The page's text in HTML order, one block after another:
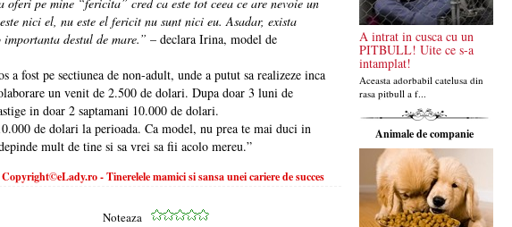
nici el, nu este el fericit nu sunt nici eu. Asadar, exista
destul de mare.” – declara Irina, model de
a fost pe sectiunea de non-adult, unde a putut sa realizeze inca
un venit de 2.500 de dolari. Dupa doar 3 luni de
in doar 2 saptamani 10.000 de dolari.
de dolari la perioada. Ca model, nu prea te mai duci in
mult de tine si sa vrei sa fii acolo mereu.”
Copyright©eLady.ro - Tinerelele mamici si sansa unei cariere de succes
Noteaza
A intrat in cusca cu un
PITBULL! Uite ce s-a
intamplat!
Aceasta adorbabil catelusa din
rasa pitbull a f...
Animale de companie